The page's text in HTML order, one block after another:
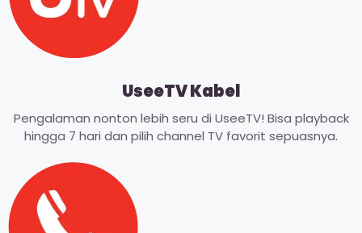
UseeTV Kabel
Pengalaman nonton lebih seru di UseeTV! Bisa playback
hingga 7 hari dan pilih channel TV favorit sepuasnya.